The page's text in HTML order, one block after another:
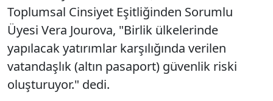
Toplumsal Cinsiyet Eşitliğinden Sorumlu
Üyesi Vera Jourova, "Birlik ülkelerinde
yapılacak yatırımlar karşılığında verilen
vatandaşlık (altın pasaport) güvenlik riski
oluşturuyor." dedi.